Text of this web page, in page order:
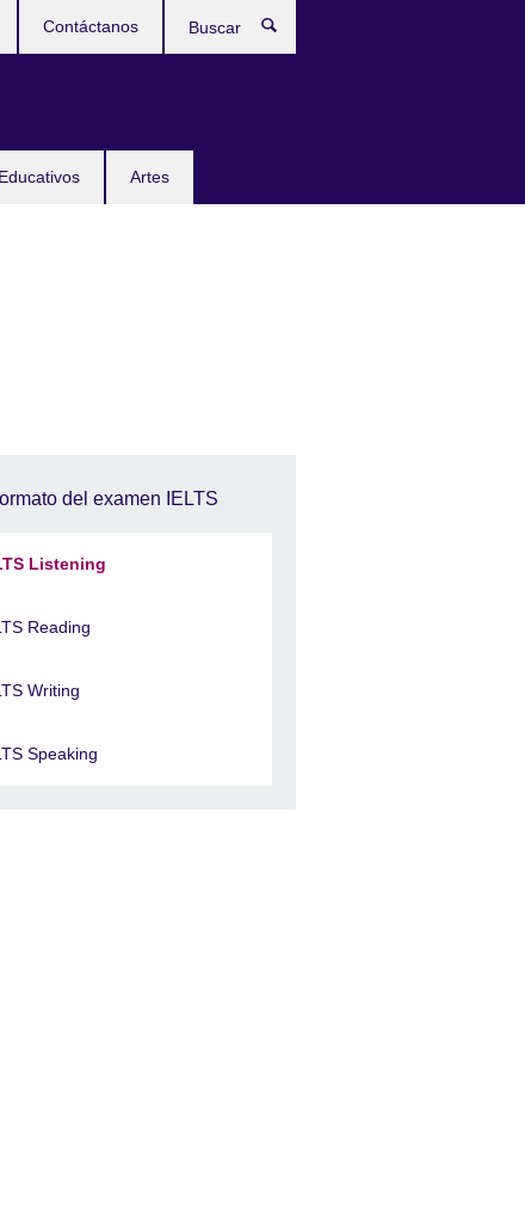
Artes
Contáctanos
del examen IELTS
Listening
Reading
Writing
Speaking